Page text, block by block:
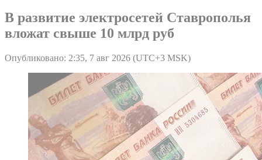
В развитие электросетей Ставрополья
вложат свыше 10 млрд руб
Опубликовано: 2:35, 7 авг 2026 (UTC+3 MSK)